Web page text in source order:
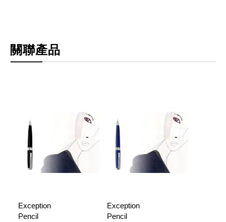
關聯產品
Exception
Pencil
Exception
Pencil